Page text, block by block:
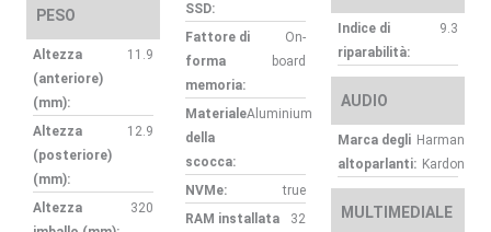
PESO
Altezza
(anteriore)
(mm):
11.9
Altezza
(posteriore)
(mm):
12.9
Altezza
320
SSD:
Fattore di
forma
memoria:
On-
board
Materiale
della
scocca:
Aluminium
NVMe:
true
RAM installata
32
Indice di
riparabilità:
9.3
AUDIO
Marca degli
altoparlanti:
Harman
Kardon
MULTIMEDIALE